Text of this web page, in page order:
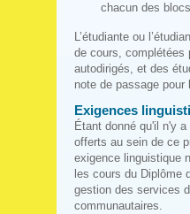
chacun des
L’étudiante ou
de cours, complétées
autodirigés, et des
note de passage
Exigences
Étant donné qu'il n'y
offerts au sein de ce
exigence linguistique
les cours du Diplôme
gestion des services
communautaires.